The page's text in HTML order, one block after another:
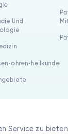
Service zu
Und
ohren-heilkunde